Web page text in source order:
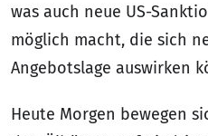
was auch neue US-
möglich macht, die sich
Angebotslage auswirken
Heute Morgen bewegen